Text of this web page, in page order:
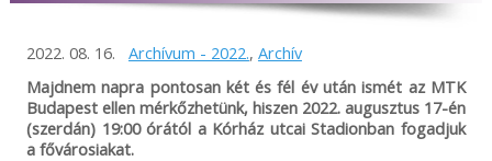
2022. 08. 16. Archívum - 2022., Archív
Majdnem napra pontosan két és fél év után ismét az MTK
Budapest ellen mérkőzhetünk, hiszen 2022. augusztus 17-én
(szerdán) 19:00 órától a Kórház utcai Stadionban fogadjuk
a fővárosiakat.